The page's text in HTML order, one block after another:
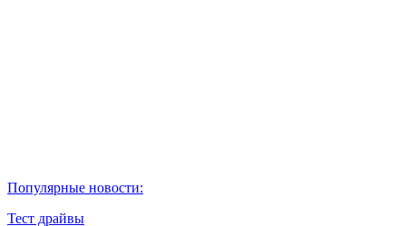
Популярные новости:
Тест драйвы